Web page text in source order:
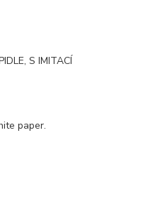
S IMITACÍ
paper.